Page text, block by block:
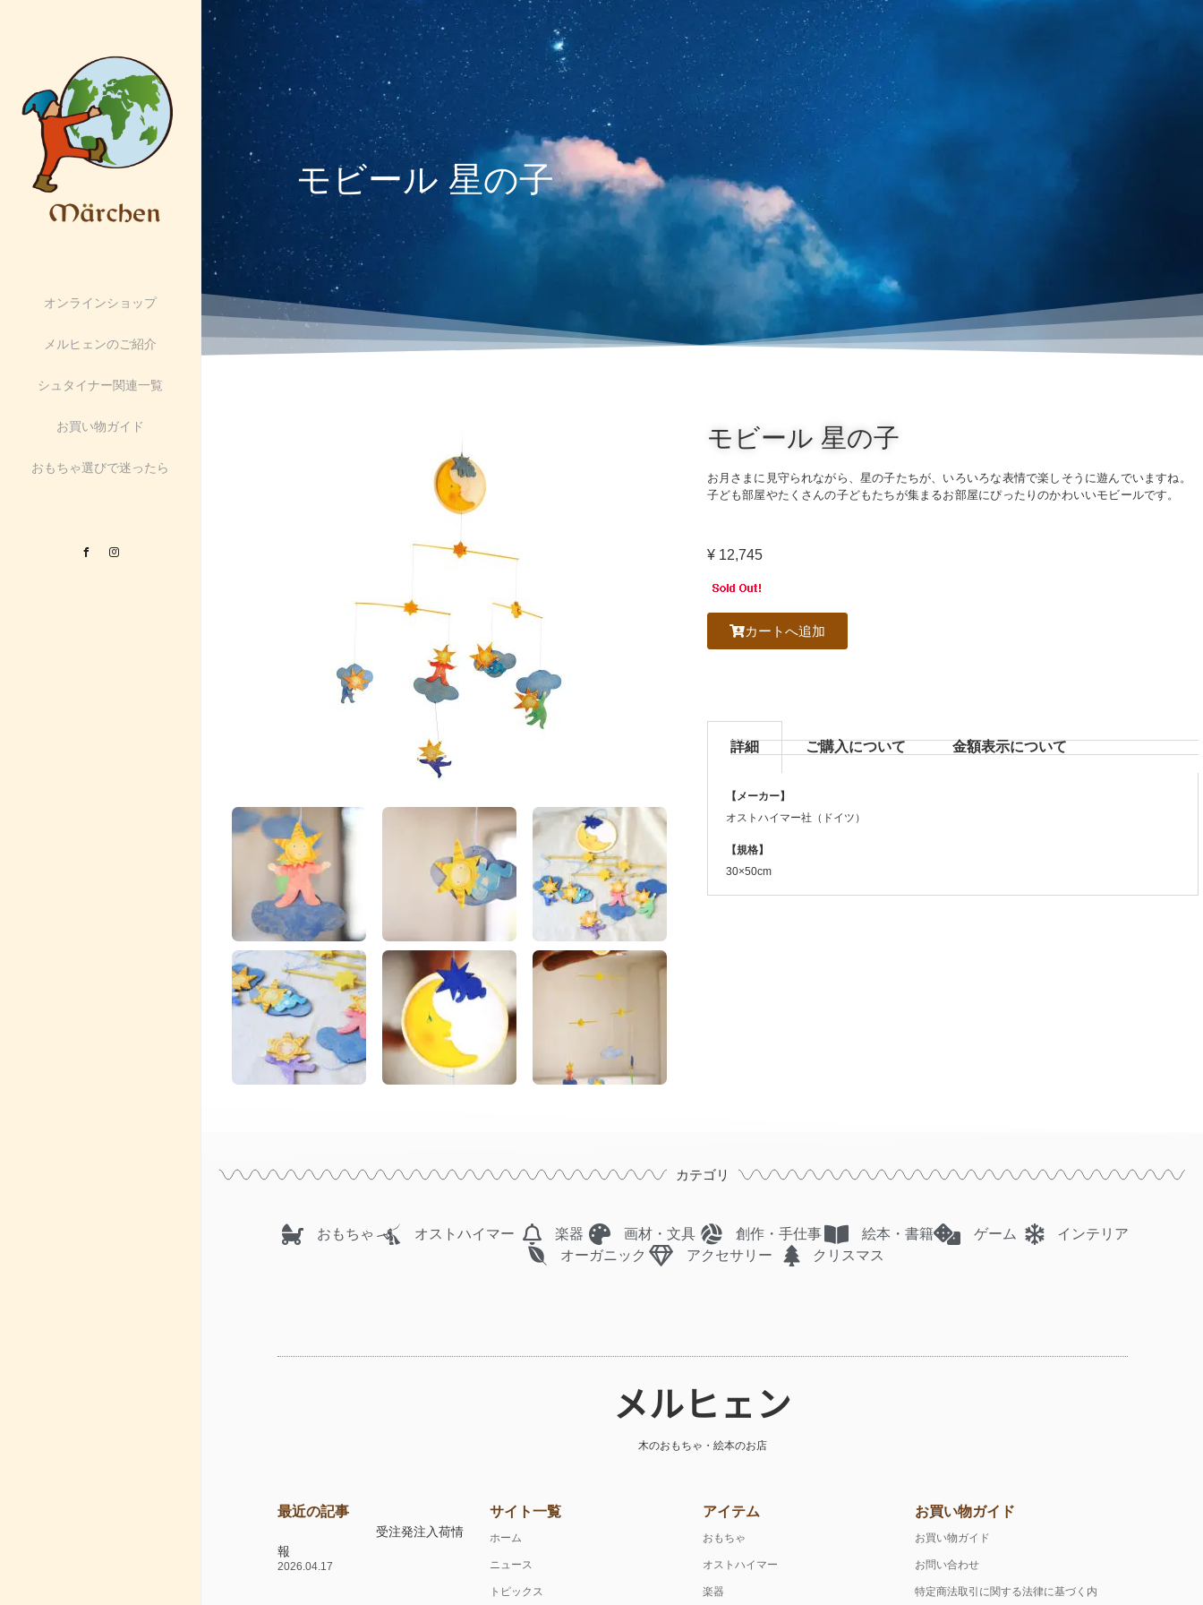
オンラインショップ
メルヒェンのご紹介
シュタイナー関連一覧
お買い物ガイド
おもちゃ選びで迷ったら
Facebook
モビール 星の子
モビール 星の子
お月さまに見守られながら、星の子たちが、いろいろな表情で楽しそうに遊んでいますね。
子ども部屋やたくさんの子どもたちが集まるお部屋にぴったりのかわいいモビールです。
¥ 12,745
カートへ追加
詳細 ご購入について ⾦額表⽰について
【メーカー】
オストハイマー社（ドイツ）
【規格】
30×50cm
カテゴリ
おもちゃ オストハイマー 楽器 画材・文具 創作・手仕事 絵本・書籍 ゲーム
インテリア
オーガニック
アクセサリー クリスマス
メルヒェン
木のおもちゃ・絵本のお店
最近の記事
受注発注入荷情
報
2026.04.17
サイト一覧
ホーム
ニュース
トピックス
アイテム
おもちゃ
オストハイマー
楽器
お買い物ガイド
お買い物ガイド
お問い合わせ
特定商法取引に関する法律に基づく内